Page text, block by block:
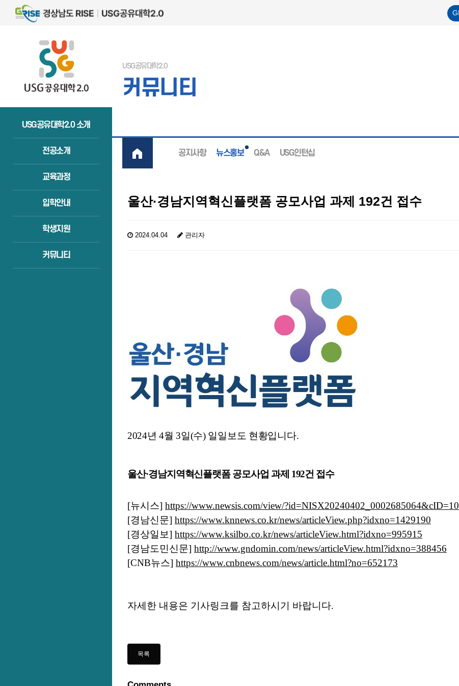
USG공유대학2.0 소개
전공소개
교육과정
입학안내
학생지원
커뮤니티
USG공유대학2.0
커뮤니티
공지사항 뉴스홍보 Q&A USG인턴십
울산·경남지역혁신플랫폼 공모사업 과제 192건 접수
2024.04.04 관리자
2024년 4월 3일(수) 일일보도 현황입니다.
울산·경남지역혁신플랫폼 공모사업 과제 192건 접수
[뉴시스] https://www.newsis.com/view/
[경남신문] https://www.knnews.co.kr/news/articleView.php?idxno=1429190
[경상일보] https://www.ksilbo.co.kr/news/articleView.html?idxno=995915
[경남도민신문] http://www.gndomin.com/news/articleView.html?idxno=388456
[CNB뉴스] https://www.cnbnews.com/news/article.html?no=652173
자세한 내용은 기사링크를 참고하시기 바랍니다.